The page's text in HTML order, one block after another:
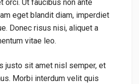
orci. Ut faucibus non ante
eget blandit diam, imperdiet
Donec risus nisi, aliquet a
vitae leo.
justo sit amet nisl semper, et
Morbi interdum velit quis